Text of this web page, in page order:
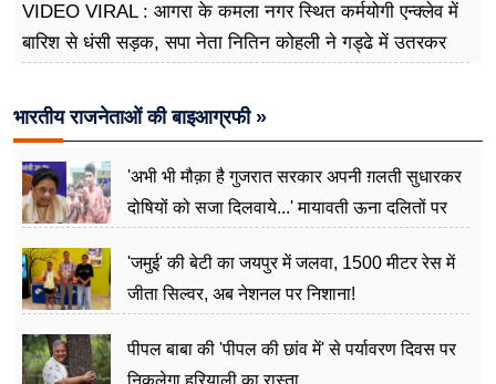
VIDEO VIRAL : आगरा के कमला नगर स्थित कर्मयोगी एन्क्लेव में
बारिश से धंसी सड़क, सपा नेता नितिन कोहली ने गड्ढे में उतरकर
भारतीय राजनेताओं की बाइआग्रफी »
'अभी भी मौक़ा है गुजरात सरकार अपनी ग़लती सुधारकर
दोषियों को सजा दिलवाये...' मायावती ऊना दलितों पर
'जमुई' की बेटी का जयपुर में जलवा, 1500 मीटर रेस में
जीता सिल्वर, अब नेशनल पर निशाना!
पीपल बाबा की 'पीपल की छांव में' से पर्यावरण दिवस पर